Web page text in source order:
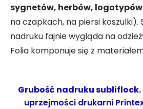
sygnetów, herbów, logotypów
na czapkach, na piersi koszulki).
nadruku fajnie wygląda na
Folia komponuje się z
Grubość nadruku subliflock.
uprzejmości drukarni